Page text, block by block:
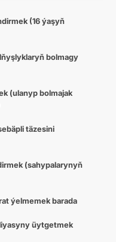
(16 ýaşyň
bolmagy
(ulanyp bolmajak
täzesini
(sahypalarynyň
ýelmemek barada
üytgetmek